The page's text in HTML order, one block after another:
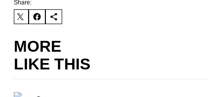
Share:
MORE
LIKE THIS